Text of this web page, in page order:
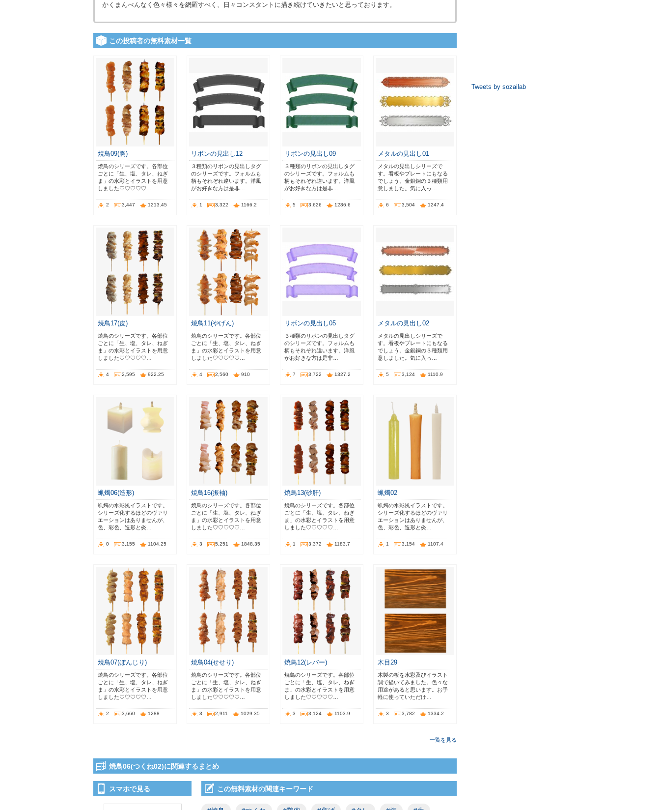
かくまんべんなく色々様々を網羅すべく、日々コンスタントに描き続けていきたいと思っております。
この投稿者の無料素材一覧
焼鳥09(胸)
焼鳥のシリーズです。各部位
ごとに「生、塩、タレ、ねぎ
ま」の水彩とイラストを用意
しました♡♡♡♡♡…
2 3,447 1213.45
リボンの見出し12
３種類のリボンの見出しタグ
のシリーズです。フォルムも
柄もそれぞれ違います。洋風
がお好きな方は是非…
1 3,322 1166.2
リボンの見出し09
３種類のリボンの見出しタグ
のシリーズです。フォルムも
柄もそれぞれ違います。洋風
がお好きな方は是非…
5 3,626 1286.6
メタルの見出し01
メタルの見出しシリーズで
す。看板やプレートにもなる
でしょう。金銀銅の３種類用
意しました。気に入っ…
6 3,504 1247.4
焼鳥17(皮)
焼鳥のシリーズです。各部位
ごとに「生、塩、タレ、ねぎ
ま」の水彩とイラストを用意
しました♡♡♡♡♡…
4 2,595 922.25
焼鳥11(やげん)
焼鳥のシリーズです。各部位
ごとに「生、塩、タレ、ねぎ
ま」の水彩とイラストを用意
しました♡♡♡♡♡…
4 2,560 910
リボンの見出し05
３種類のリボンの見出しタグ
のシリーズです。フォルムも
柄もそれぞれ違います。洋風
がお好きな方は是非…
7 3,722 1327.2
メタルの見出し02
メタルの見出しシリーズで
す。看板やプレートにもなる
でしょう。金銀銅の３種類用
意しました。気に入っ…
5 3,124 1110.9
蝋燭06(造形)
蝋燭の水彩風イラストです。
シリーズ化するほどのヴァリ
エーションはありませんが、
色、彩色、造形と炎…
0 3,155 1104.25
焼鳥16(振袖)
焼鳥のシリーズです。各部位
ごとに「生、塩、タレ、ねぎ
ま」の水彩とイラストを用意
しました♡♡♡♡♡…
3 5,251 1848.35
焼鳥13(砂肝)
焼鳥のシリーズです。各部位
ごとに「生、塩、タレ、ねぎ
ま」の水彩とイラストを用意
しました♡♡♡♡♡…
1 3,372 1183.7
蝋燭02
蝋燭の水彩風イラストです。
シリーズ化するほどのヴァリ
エーションはありませんが、
色、彩色、造形と炎…
1 3,154 1107.4
焼鳥07(ぼんじり)
焼鳥のシリーズです。各部位
ごとに「生、塩、タレ、ねぎ
ま」の水彩とイラストを用意
しました♡♡♡♡♡…
2 3,660 1288
焼鳥04(せせり)
焼鳥のシリーズです。各部位
ごとに「生、塩、タレ、ねぎ
ま」の水彩とイラストを用意
しました♡♡♡♡♡…
3 2,911 1029.35
焼鳥12(レバー)
焼鳥のシリーズです。各部位
ごとに「生、塩、タレ、ねぎ
ま」の水彩とイラストを用意
しました♡♡♡♡♡…
3 3,124 1103.9
木目29
木製の板を水彩及びイラスト
調で描いてみました。色々な
用途があると思います。お手
軽に使っていただけ…
3 3,782 1334.2
一覧を見る
焼鳥06(つくね02)に関連するまとめ
スマホで見る この無料素材の関連キーワード
Tweets by sozailab